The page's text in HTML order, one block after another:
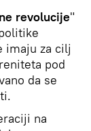
revolucije"
imaju za cilj
pod
da se
na